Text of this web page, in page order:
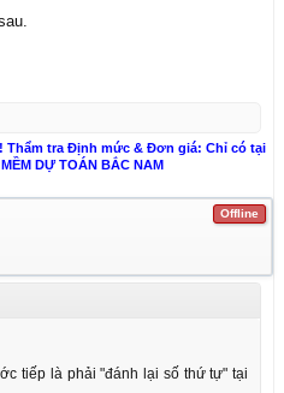
Thẩm tra Định mức & Đơn giá: Chỉ có tại
DỰ TOÁN BẮC NAM
Offline
tiếp là phải "đánh lại số thứ tự" tại